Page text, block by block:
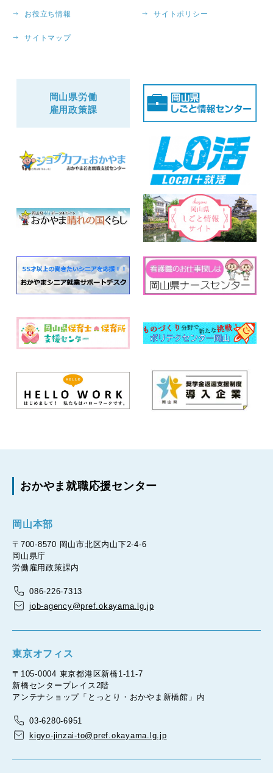
お役立ち情報 サイトポリシー
サイトマップ
岡山県労働
雇用政策課
おかやま就職応援センター
岡山本部
〒700-8570 岡山市北区内山下2-4-6
岡山県庁
労働雇用政策課内
086-226-7313
job-agency@pref.okayama.lg.jp
東京オフィス
〒105-0004 東京都港区新橋1-11-7
新橋センタープレイス2階
アンテナショップ「とっとり・おかやま新橋館」内
03-6280-6951
kigyo-jinzai-to@pref.okayama.lg.jp